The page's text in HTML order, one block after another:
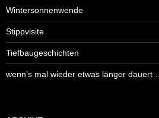
Wintersonnenwende
Stippvisite
Tiefbaugeschichten
wenn’s mal wieder etwas länger dauert …